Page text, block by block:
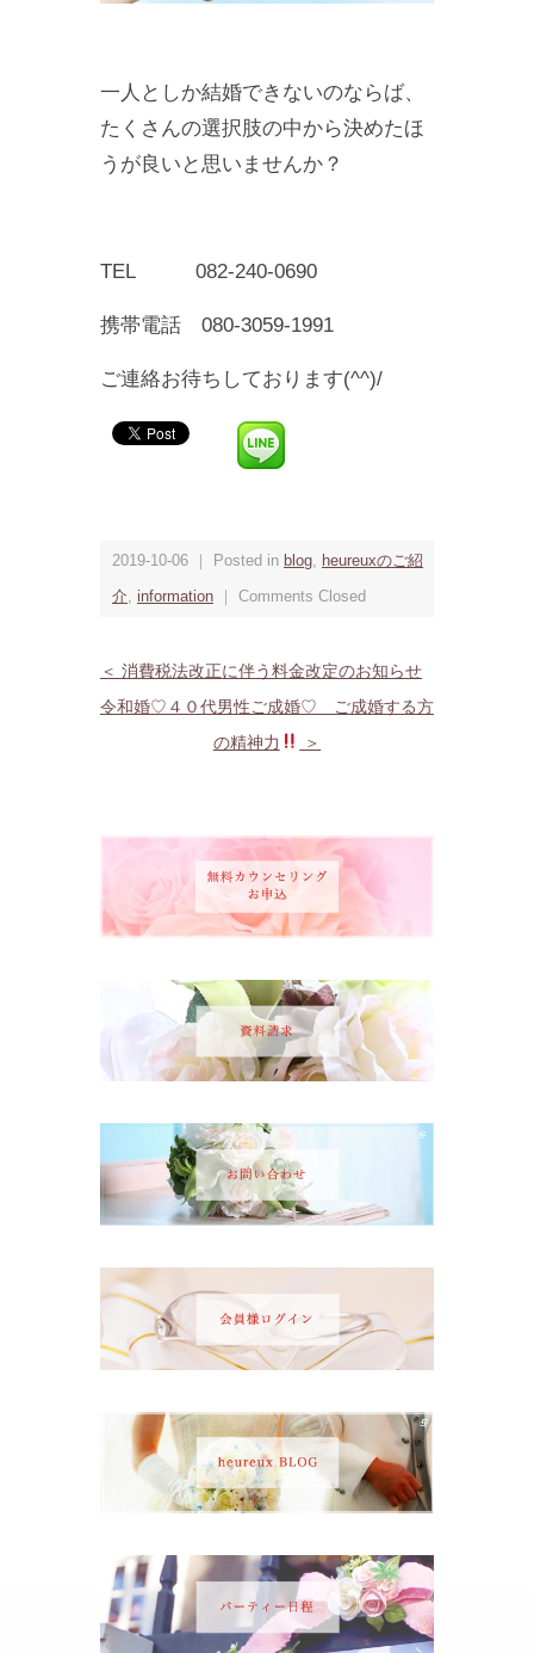
一人としか結婚できないのならば、
たくさんの選択肢の中から決めたほ
うが良いと思いませんか？
TEL 082-240-0690
携帯電話 080-3059-1991
ご連絡お待ちしております(^^)/
2019-10-06 ｜ Posted in blog
heureuxのご紹
介
information Comments Closed
＜ 消費税法改正に伴う料金改定のお知らせ
令和婚♡４０代男性ご成婚♡ ご成婚する方
の精神力
＞